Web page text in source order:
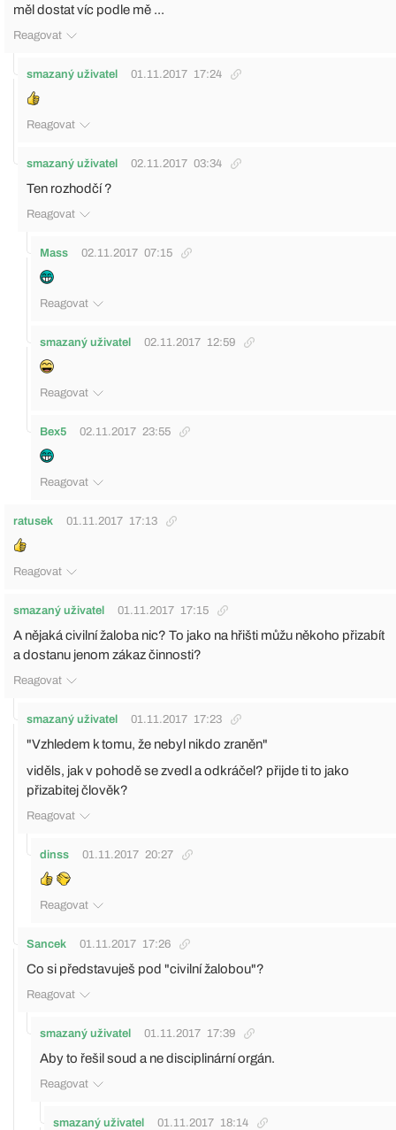
měl dostat víc podle mě ...
Reagovat
smazaný uživatel 01.11.2017 17:24
Reagovat
smazaný uživatel 02.11.2017 03:34
Ten rozhodčí ?
Reagovat
Mass 02.11.2017 07:15
Reagovat
smazaný uživatel 02.11.2017 12:59
Reagovat
Bex5 02.11.2017 23:55
Reagovat
ratusek 01.11.2017 17:13
Reagovat
smazaný uživatel 01.11.2017 17:15
A nějaká civilní žaloba nic? To jako na hřišti můžu někoho přizabít
a dostanu jenom zákaz činnosti?
Reagovat
smazaný uživatel 01.11.2017 17:23
"Vzhledem k tomu, že nebyl nikdo zraněn"
viděls, jak v pohodě se zvedl a odkráčel? přijde ti to jako
přizabitej člověk?
Reagovat
dinss 01.11.2017 20:27
Reagovat
Sancek 01.11.2017 17:26
Co si představuješ pod "civilní žalobou"?
Reagovat
smazaný uživatel 01.11.2017 17:39
Aby to řešil soud a ne disciplinární orgán.
Reagovat
smazaný uživatel 01.11.2017 18:14